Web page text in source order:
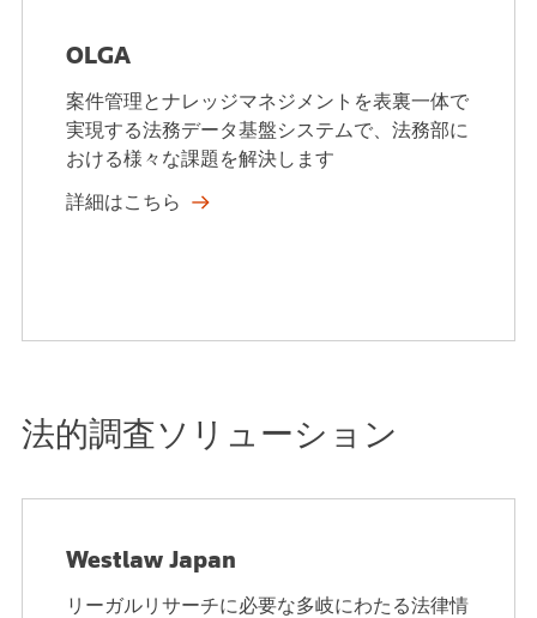
OLGA
案件管理とナレッジマネジメントを表裏一体で
実現する法務データ基盤システムで、法務部に
おける様々な課題を解決します
詳細はこちら
法的調査ソリューション
Westlaw Japan
リーガルリサーチに必要な多岐にわたる法律情